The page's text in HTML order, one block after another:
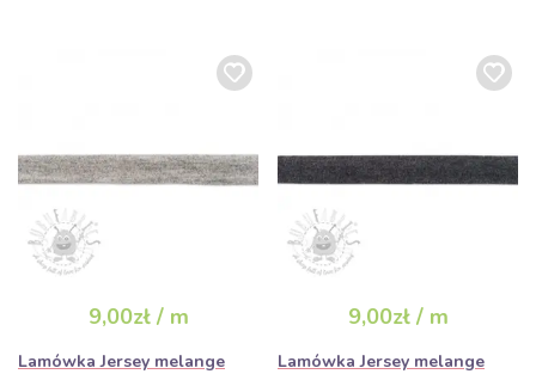
9,00zł / m
Lamówka Jersey melange
9,00zł / m
Lamówka Jersey melange